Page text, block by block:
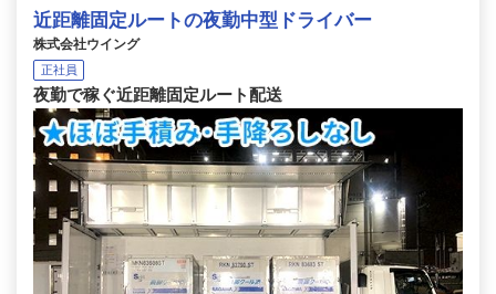
近距離固定ルートの夜勤中型ドライバー
株式会社ウイング
正社員
夜勤で稼ぐ近距離固定ルート配送